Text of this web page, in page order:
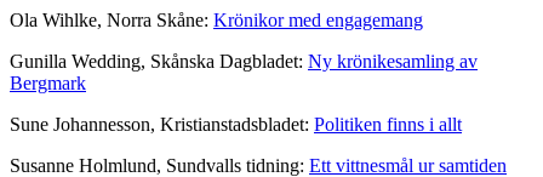
Ola Wihlke, Norra Skåne: Krönikor med engagemang
Gunilla Wedding, Skånska Dagbladet: Ny krönikesamling av
Bergmark
Sune Johannesson, Kristianstadsbladet: Politiken finns i allt
Susanne Holmlund, Sundvalls tidning: Ett vittnesmål ur samtiden